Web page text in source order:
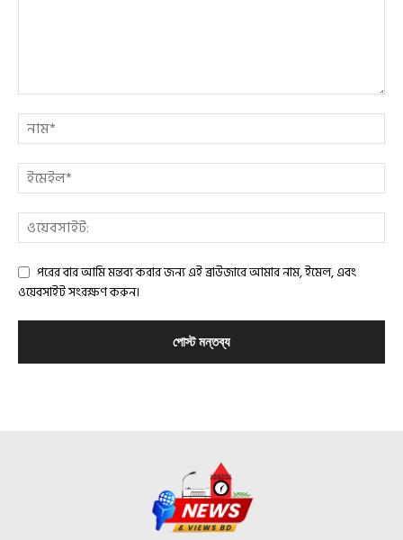
পরের বার আমি মন্তব্য করার জন্য এই ব্রাউজারে আমার নাম, ইমেল, এবং
ওয়েবসাইট সংরক্ষণ করুন।